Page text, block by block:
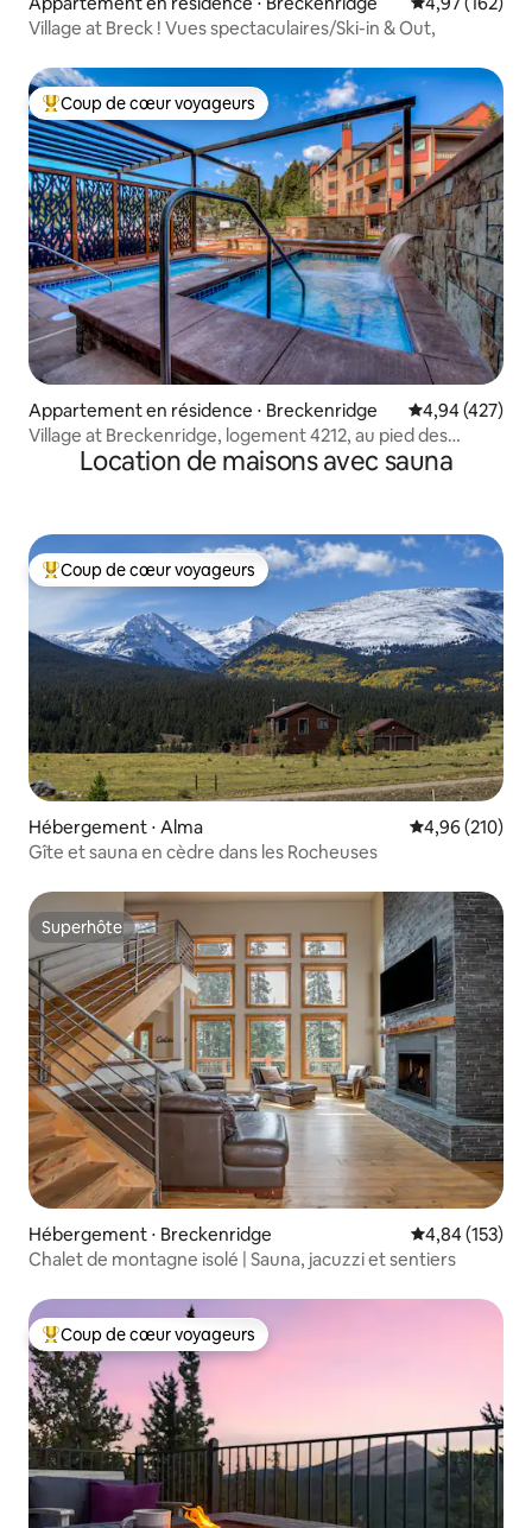
Village at Breck ! Vues spectaculaires/Ski-in & Out,
Coups de cœur voyageurs les plus appréciés
Coup de cœur voyageurs
Appartement en résidence ⋅ Breckenridge Évaluation
4,94 (427)
Village at Breckenridge, logement 4212, au pied des
pistes, avec climatisation
Location de maisons avec sauna
Coups de cœur voyageurs les plus appréciés
Coup de cœur voyageurs
Hébergement ⋅ Alma Évaluation
4,96 (210)
Gîte et sauna en cèdre dans les Rocheuses
Superhôte
Superhôte
Hébergement ⋅ Breckenridge Évaluation
4,84 (153)
Chalet de montagne isolé | Sauna, jacuzzi et sentiers
Coups de cœur voyageurs les plus appréciés
Coup de cœur voyageurs